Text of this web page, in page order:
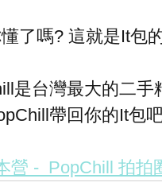
了嗎? 這就是It包的
是台灣最大的二手
帶回你的It包
營 -  PopChill 拍拍